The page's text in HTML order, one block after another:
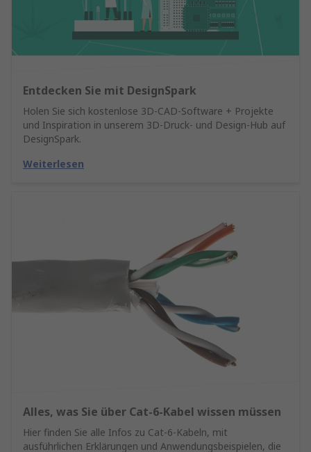
Entdecken Sie mit DesignSpark
Holen Sie sich kostenlose 3D-CAD-Software + Projekte
und Inspiration in unserem 3D-Druck- und Design-Hub auf
DesignSpark.
Weiterlesen
Alles, was Sie über Cat-6-Kabel wissen müssen
Hier finden Sie alle Infos zu Cat-6-Kabeln, mit
ausführlichen Erklärungen und Anwendungsbeispielen, die